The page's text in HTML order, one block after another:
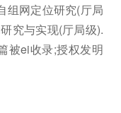
组网定位研究(厅局
究与实现(厅局级).
被ei收录;授权发明